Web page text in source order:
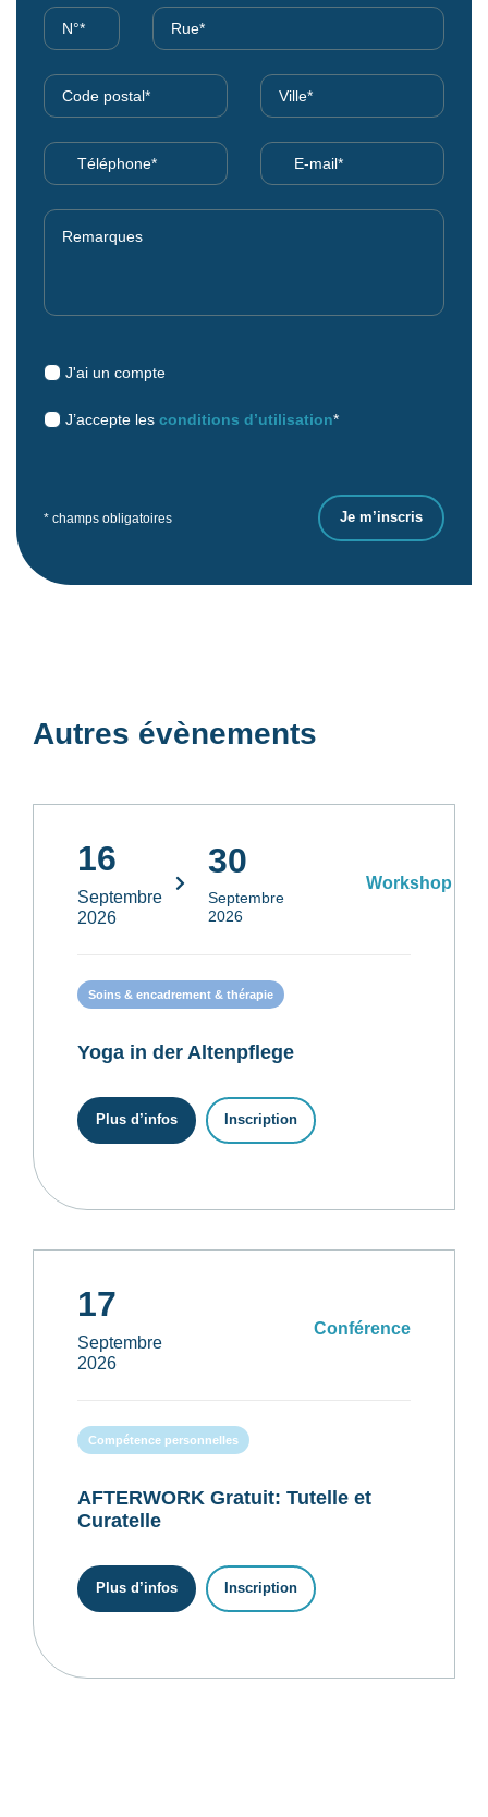
J'ai un compte
J’accepte les conditions d’utilisation*
* champs obligatoires
Autres évènements
16
Septembre
2026
30
Septembre
2026
Workshop
Soins & encadrement & thérapie
Yoga in der Altenpflege
Plus d’infos Inscription
17
Septembre
2026
Conférence
Compétence personnelles
AFTERWORK Gratuit: Tutelle et
Curatelle
Plus d’infos Inscription